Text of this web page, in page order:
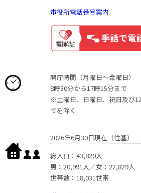
市役所電話番号案内
開庁時間（月曜日〜金曜日）
8時30分から17時15分まで
※土曜日、日曜日、祝日及び
でを除く
2026年6月30日現在（住基）
総人口：43,820人
男：20,991人／女：22,829人
世帯数：18,031世帯